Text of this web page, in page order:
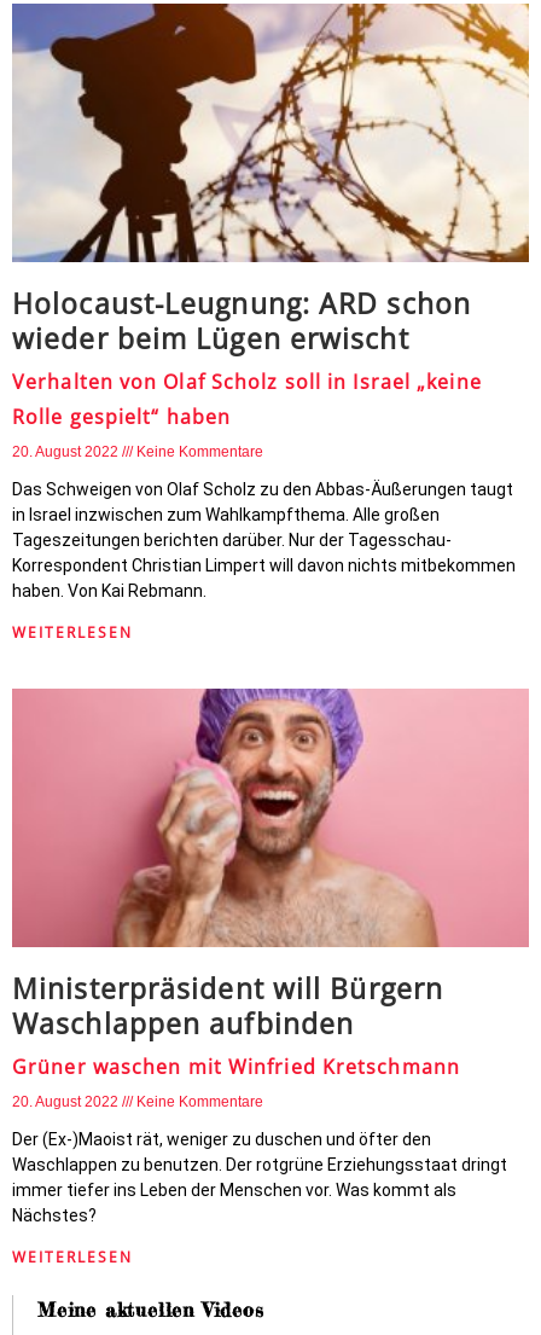
Holocaust-Leugnung: ARD schon
wieder beim Lügen erwischt
Verhalten von Olaf Scholz soll in Israel „keine
Rolle gespielt“ haben
20. August 2022 Keine Kommentare
Das Schweigen von Olaf Scholz zu den Abbas-Äußerungen taugt
in Israel inzwischen zum Wahlkampfthema. Alle großen
Tageszeitungen berichten darüber. Nur der Tagesschau-
Korrespondent Christian Limpert will davon nichts mitbekommen
haben. Von Kai Rebmann.
WEITERLESEN
Ministerpräsident will Bürgern
Waschlappen aufbinden
Grüner waschen mit Winfried Kretschmann
20. August 2022 Keine Kommentare
Der (Ex-)Maoist rät, weniger zu duschen und öfter den
Waschlappen zu benutzen. Der rotgrüne Erziehungsstaat dringt
immer tiefer ins Leben der Menschen vor. Was kommt als
Nächstes?
WEITERLESEN
Meine aktuellen Videos